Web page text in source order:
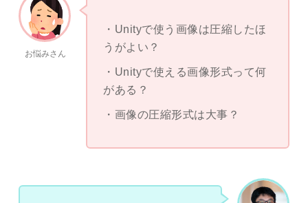
お悩みさん
Unityで使う画像は圧縮したほ
うがよい？
Unityで使える画像形式って何
がある？
画像の圧縮形式は大事？